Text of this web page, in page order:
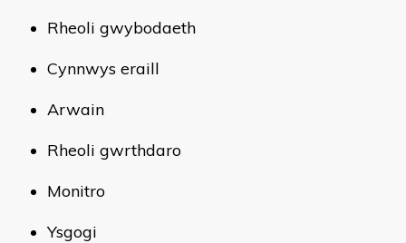
Rheoli gwybodaeth
Cynnwys eraill
Arwain
Rheoli gwrthdaro
Monitro
Ysgogi